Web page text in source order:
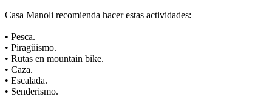
Casa Manoli recomienda hacer estas actividades:
• Pesca.
• Piragüismo.
• Rutas en mountain bike.
• Caza.
• Escalada.
• Senderismo.